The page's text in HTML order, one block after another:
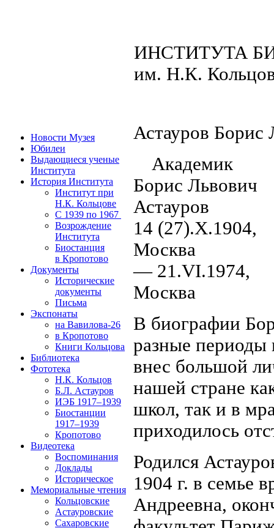
ИНСТИТУТА
им. Н.К.
Новости Музея
Юбилеи
Выдающиеся ученые
Института
История Института
Институт при
Н.К. Кольцове
C 1939 по 1967
Возрождение
Института
Биостанция
в Кропотово
Документы
Исторические
документы
Письма
Экспонаты
на Вавилова-26
в Кропотово
Книги Кольцова
Библиотека
Фототека
Н.К. Кольцов
Б.Л. Астауров
ИЭБ 1917–1939
Биостанции
1917–1939
Кропотово
Видеотека
Воспоминания
Доклады
Историческое
Мемориальные чтения
Кольцовские
Астауровские
Сахаровские
Астауров Борис
Академик
Борис Львович
Астауров
14 (27).X.1904,
Москва
— 21.VI.1974,
Москва
В биографии
разные периоды
внес большой
нашей стране
школ, так и в
приходилось
Родился
1904 г. в семье
Андреевна,